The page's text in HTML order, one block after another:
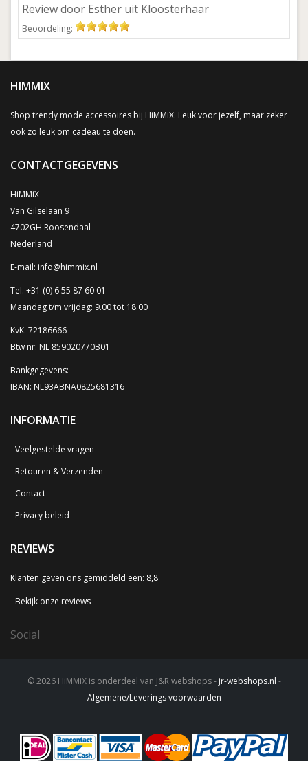
Review door Esther uit Kloosterhaar
Beoordeling:
HIMMIX
Shop trendy mode accessoires bij HiMMiX. Leuk voor jezelf, maar zeker
ook zo leuk om cadeau te doen.
CONTACTGEGEVENS
HiMMiX
Van Gilselaan 9
4702GH Roosendaal
Nederland
E-mail: info@himmix.nl
Tel. +31 (0) 6 55 87 60 01
Maandag t/m vrijdag: 9.00 tot 18.00
KvK: 72186666
Btw nr: NL 859020770B01
Bankgegevens:
IBAN: NL93ABNA0825681316
INFORMATIE
Veelgestelde vragen
Retouren & Verzenden
Contact
Privacy beleid
REVIEWS
Klanten geven ons gemiddeld een: 8,8
Bekijk onze reviews
Social
© 2026 HiMMiX is onderdeel van J&R webshops - jr-webshops.nl -
Algemene/Leverings voorwaarden